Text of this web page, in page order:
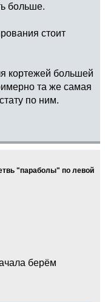
больше.
стоит
кортежей большей
та же самая
по ним.
"параболы" по левой
берём